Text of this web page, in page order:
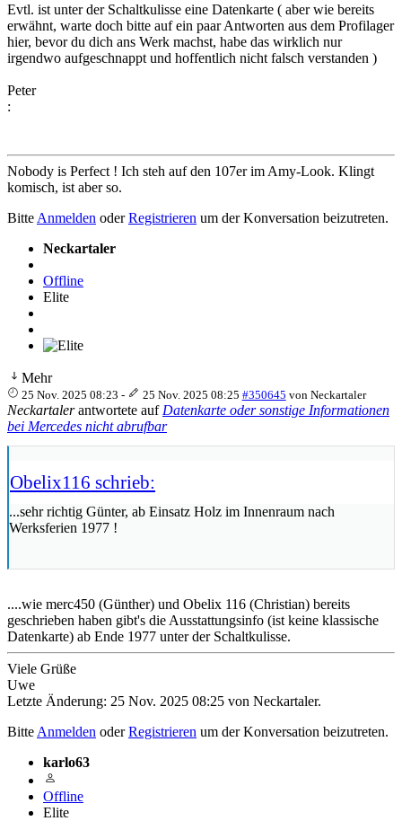
Evtl. ist unter der Schaltkulisse eine Datenkarte ( aber wie bereits
erwähnt, warte doch bitte auf ein paar Antworten aus dem Profilager
hier, bevor du dich ans Werk machst, habe das wirklich nur
irgendwo aufgeschnappt und hoffentlich nicht falsch verstanden )
Peter
:
Nobody is Perfect ! Ich steh auf den 107er im Amy-Look. Klingt
komisch, ist aber so.
Bitte Anmelden oderRegistrieren um der Konversation beizutreten.
Neckartaler
Offline
Elite
Mehr
25 Nov. 2025 08:23 - 25 Nov. 2025 08:25 #350645 von Neckartaler
Neckartalerantwortete auf Datenkarte oder sonstige Informationen
bei Mercedes nicht abrufbar
Obelix116 schrieb:
...sehr richtig Günter, ab Einsatz Holz im Innenraum nach
Werksferien 1977 !
....wie merc450 (Günther) und Obelix 116 (Christian) bereits
geschrieben haben gibt's die Ausstattungsinfo (ist keine klassische
Datenkarte) ab Ende 1977 unter der Schaltkulisse.
Viele Grüße
Uwe
Letzte Änderung: 25 Nov. 2025 08:25 von Neckartaler.
Bitte Anmelden oderRegistrieren um der Konversation beizutreten.
karlo63
Offline
Elite